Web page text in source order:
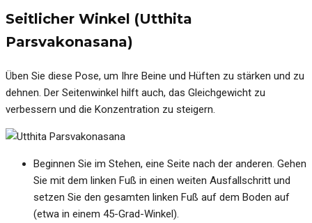
Seitlicher Winkel (Utthita
Parsvakonasana)
Üben Sie diese Pose, um Ihre Beine und Hüften zu stärken und zu
dehnen. Der Seitenwinkel hilft auch, das Gleichgewicht zu
verbessern und die Konzentration zu steigern.
Beginnen Sie im Stehen, eine Seite nach der anderen. Gehen
Sie mit dem linken Fuß in einen weiten Ausfallschritt und
setzen Sie den gesamten linken Fuß auf dem Boden auf
(etwa in einem 45-Grad-Winkel).